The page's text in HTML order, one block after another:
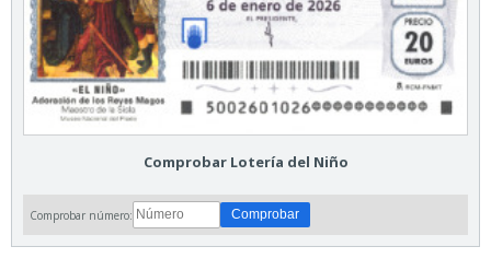
Comprobar Lotería del Niño
Comprobar número: